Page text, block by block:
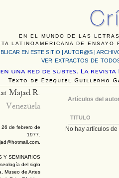
EN EL MUNDO DE LAS
LATINOAMERICANA DE
EN ESTE SITIO | AUTOR@S |
VER EXTRACTOS DE
Majad R.
Venezuela
26 de febrero de
1977.
Y SEMINARIOS
del siglo
Museo de Artes
Artículos del
TITULO
No hay artículos de